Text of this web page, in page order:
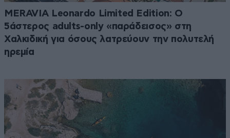
MERAVIA Leonardo Limited Edition: Ο
5άστερος adults-only «παράδεισος» στη
Χαλκιδική για όσους λατρεύουν την πολυτελή
ηρεμία